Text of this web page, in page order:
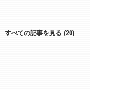
すべての記事を見る (20)